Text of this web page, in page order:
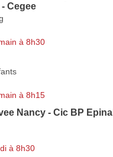
Cegee
à 8h30
à 8h15
Nancy - Cic BP Epinal
à 8h30